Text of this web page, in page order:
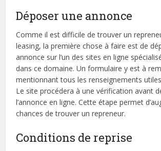
Déposer une annonce
Comme il est difficile de trouver un
leasing, la première chose à faire est de
annonce sur l’un des sites en ligne
dans ce domaine. Un formulaire y est à
mentionnant tous les renseignements
Le site procédera à une vérification avant
l’annonce en ligne. Cette étape permet
chances de trouver un repreneur.
Conditions de reprise